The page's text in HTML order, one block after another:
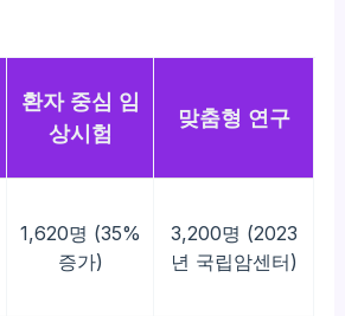
환자 중심 임
상시험
맞춤형 연구
1,620명 (35%
증가)
3,200명 (2023
년 국립암센터)